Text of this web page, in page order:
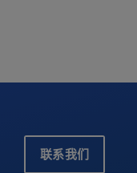
联系我们